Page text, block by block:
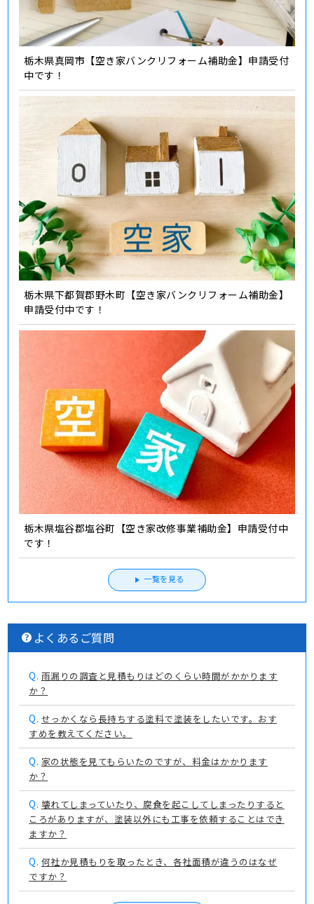
栃木県真岡市【空き家バンクリフォーム補助金】申請受付
中です！
栃木県下都賀郡野木町【空き家バンクリフォーム補助金】
申請受付中です！
栃木県塩谷郡塩谷町【空き家改修事業補助金】申請受付中
です！
一覧を見る
よくあるご質問
Q. 雨漏りの調査と見積もりはどのくらい時間がかかります
か？
Q. せっかくなら長持ちする塗料で塗装をしたいです。おす
すめを教えてください。
Q. 家の状態を見てもらいたのですが、料金はかかります
か？
Q. 壊れてしまっていたり、腐食を起こしてしまったりすると
ころがありますが、塗装以外にも工事を依頼することはでき
ますか？
Q. 何社か見積もりを取ったとき、各社面積が違うのはなぜ
ですか？